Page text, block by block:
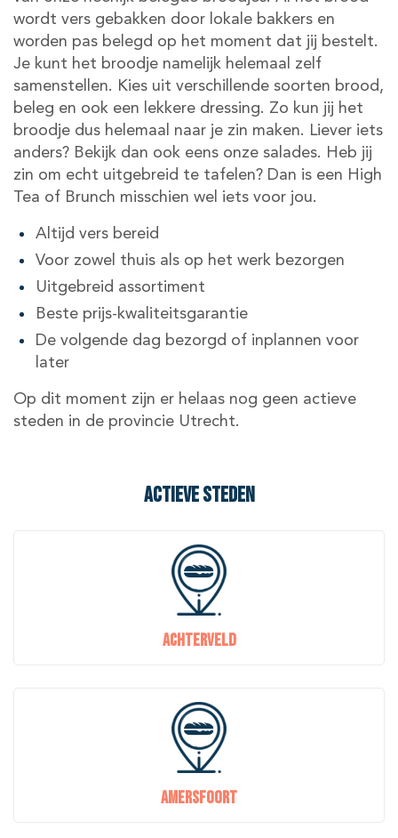
wordt vers gebakken door lokale bakkers en
worden pas belegd op het moment dat jij bestelt.
Je kunt het broodje namelijk helemaal zelf
samenstellen. Kies uit verschillende soorten brood,
beleg en ook een lekkere dressing. Zo kun jij het
broodje dus helemaal naar je zin maken. Liever iets
anders? Bekijk dan ook eens onze salades. Heb jij
zin om echt uitgebreid te tafelen? Dan is een High
Tea of Brunch misschien wel iets voor jou.
Altijd vers bereid
Voor zowel thuis als op het werk bezorgen
Uitgebreid assortiment
Beste prijs-kwaliteitsgarantie
De volgende dag bezorgd of inplannen voor
later
Op dit moment zijn er helaas nog geen actieve
steden in de provincie Utrecht.
Actieve steden
Achterveld
Amersfoort